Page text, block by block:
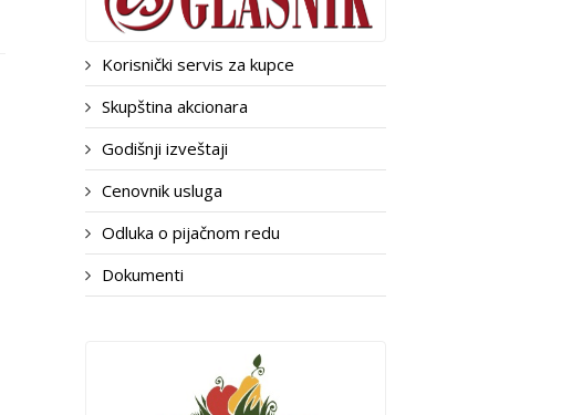
Korisnički servis za kupce
Skupština akcionara
Godišnji izveštaji
Cenovnik usluga
Odluka o pijačnom redu
Dokumenti